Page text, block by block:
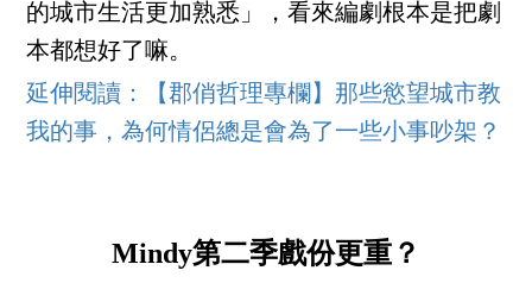
的城市生活更加熟悉」，看來編劇根本是把劇
本都想好了嘛。
延伸閱讀：【郡俏哲理專欄】那些慾望城市教
我的事，為何情侶總是會為了一些小事吵架？
Mindy第二季戲份更重？